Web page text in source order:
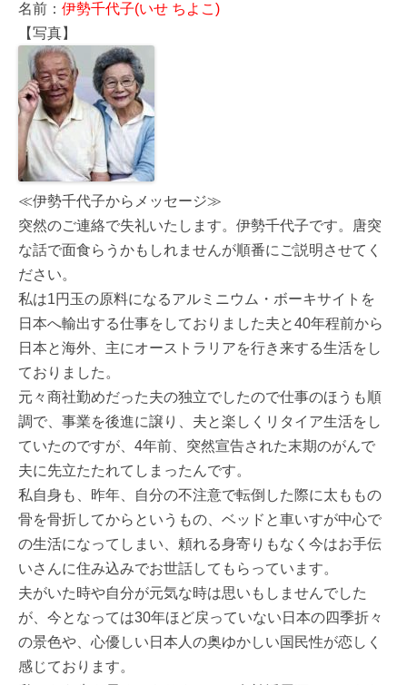
名前： 伊勢千代子(いせ ちよこ)
【写真】
≪伊勢千代子からメッセージ≫
突然のご連絡で失礼いたします。伊勢千代子です。唐突
な話で面食らうかもしれませんが順番にご説明させてく
ださい。
私は1円玉の原料になるアルミニウム・ボーキサイトを
日本へ輸出する仕事をしておりました夫と40年程前から
日本と海外、主にオーストラリアを行き来する生活をし
ておりました。
元々商社勤めだった夫の独立でしたので仕事のほうも順
調で、事業を後進に譲り、夫と楽しくリタイア生活をし
ていたのですが、4年前、突然宣告された末期のがんで
夫に先立たたれてしまったんです。
私自身も、昨年、自分の不注意で転倒した際に太ももの
骨を骨折してからというもの、ベッドと車いすが中心で
の生活になってしまい、頼れる身寄りもなく今はお手伝
いさんに住み込みでお世話してもらっています。
夫がいた時や自分が元気な時は思いもしませんでした
が、今となっては30年ほど戻っていない日本の四季折々
の景色や、心優しい日本人の奥ゆかしい国民性が恋しく
感じております。